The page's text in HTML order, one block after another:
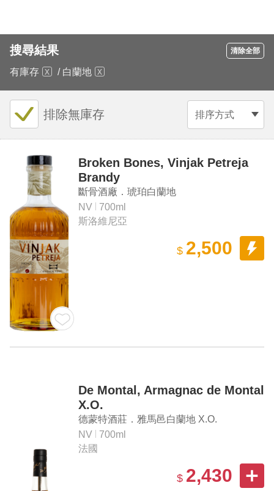
搜尋結果 清除全部
有庫存 / 白蘭地
排序方式
排除無庫存
Broken Bones, Vinjak Petreja
Brandy
斷骨酒廠．琥珀白蘭地
NV
700ml
斯洛維尼亞
$ 2,500
De Montal, Armagnac de Montal
X.O.
德蒙特酒莊．雅馬邑白蘭地 X.O.
NV
700ml
法國
$ 2,430